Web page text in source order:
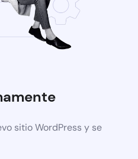
sitio WordPress y se